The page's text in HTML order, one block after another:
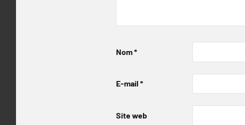
Nom*
E-mail *
Site web